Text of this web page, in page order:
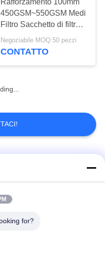
Rafforzamento 100mm
450GSM~550GSM Medi
Filtro Sacchetto di filtro
in poliestere per impianti
siderurgici
Negoziabile MOQ:50 pezzi
CONTATTO
Sacchetto di filtro di
for?